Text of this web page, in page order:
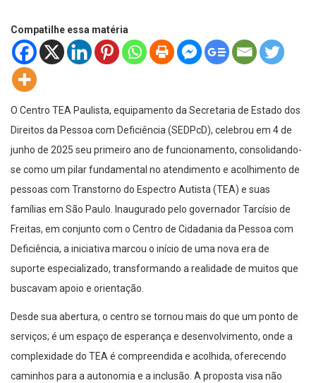
Compatilhe essa matéria
O Centro TEA Paulista, equipamento da Secretaria de Estado dos
Direitos da Pessoa com Deficiência (SEDPcD), celebrou em 4 de
junho de 2025 seu primeiro ano de funcionamento, consolidando-
se como um pilar fundamental no atendimento e acolhimento de
pessoas com Transtorno do Espectro Autista (TEA) e suas
famílias em São Paulo. Inaugurado pelo governador Tarcísio de
Freitas, em conjunto com o Centro de Cidadania da Pessoa com
Deficiência, a iniciativa marcou o início de uma nova era de
suporte especializado, transformando a realidade de muitos que
buscavam apoio e orientação.
Desde sua abertura, o centro se tornou mais do que um ponto de
serviços; é um espaço de esperança e desenvolvimento, onde a
complexidade do TEA é compreendida e acolhida, oferecendo
caminhos para a autonomia e a inclusão. A proposta visa não